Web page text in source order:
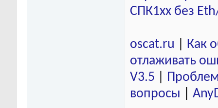
СПК1хх без
oscat.ru
Как
отлаживать
V3.5
вопросы